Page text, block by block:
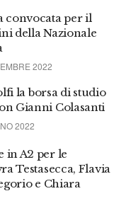
convocata per il
della Nazionale
2022
la borsa di studio
Gianni Colasanti
2022
in A2 per le
Testasecca, Flavia
e Chiara